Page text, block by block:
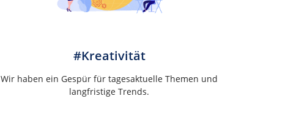
#Kreativität
Wir haben ein Gespür für tagesaktuelle Themen und
langfristige Trends.